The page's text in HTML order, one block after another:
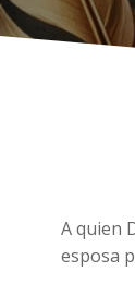
A quien
esposa